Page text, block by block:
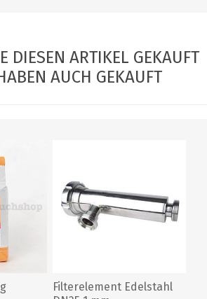
DIESEN ARTIKEL GEKAUFT
AUCH GEKAUFT
Filterelement Edelstahl